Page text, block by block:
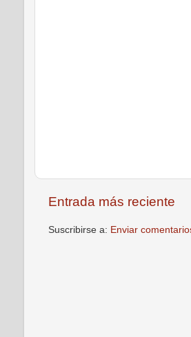
Entrada más reciente
Suscribirse a: Enviar